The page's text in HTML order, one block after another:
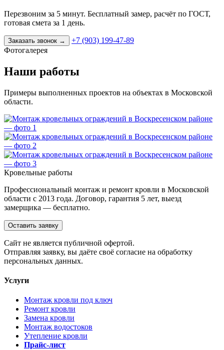
Перезвоним за 5 минут. Бесплатный замер, расчёт по ГОСТ,
готовая смета за 1 день.
Заказать звонок →
+7 (903) 199-47-89
Фотогалерея
Наши работы
Примеры выполненных проектов на объектах в Московской
области.
Кровельные работы
Профессиональный монтаж и ремонт кровли в Московской
области с 2013 года. Договор, гарантия 5 лет, выезд
замерщика — бесплатно.
Оставить заявку
Cайт не является публичной офертой.
Отправляя заявку, вы даёте своё согласие на обработку
персональных данных.
Услуги
Монтаж кровли под ключ
Ремонт кровли
Замена кровли
Монтаж водостоков
Утепление кровли
Прайс-лист